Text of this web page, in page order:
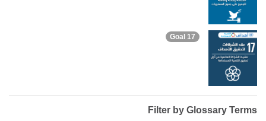
Goal 17
Filter by Glossary Terms